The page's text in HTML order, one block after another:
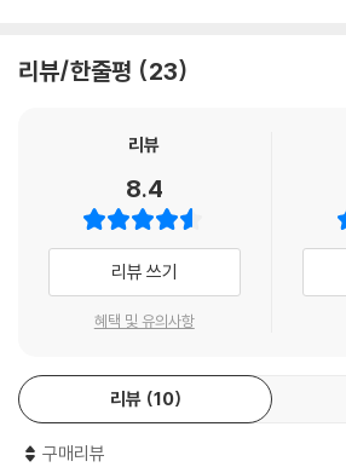
리뷰/한줄평 23
리뷰
8.4
리뷰 쓰기
혜택 및 유의사항
리뷰 10
구매리뷰